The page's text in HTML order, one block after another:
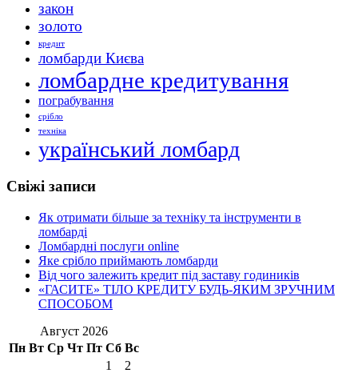
закон
золото
кредит
ломбарди Києва
ломбардне кредитування
пограбування
срібло
техніка
український ломбард
Свіжі записи
Як отримати більше за техніку та інструменти в
ломбарді
Ломбардні послуги online
Яке срібло приймають ломбарди
Від чого залежить кредит під заставу годиників
«ГАСИТЕ» ТІЛО КРЕДИТУ БУДЬ-ЯКИМ ЗРУЧНИМ
СПОСОБОМ
Август 2026
Пн Вт Ср Чт Пт Сб Вс
1
2